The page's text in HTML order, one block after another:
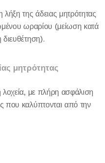
της άδειας μητρότητας
ωραρίου (μείωση κατά
μητρότητας
με πλήρη ασφάλιση
που καλύπτονται από την